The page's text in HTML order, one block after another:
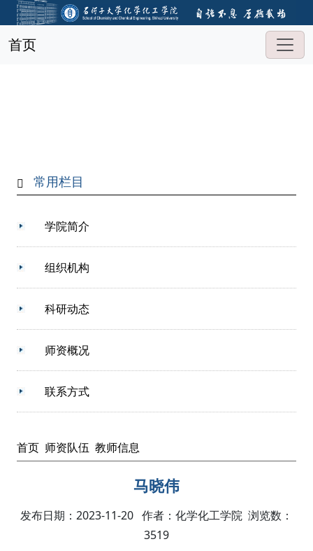
首页
常用栏目
学院简介
组织机构
科研动态
师资概况
联系方式
首页 师资队伍 教师信息
马晓伟
发布日期：2023-11-20 作者：化学化工学院 浏览数：
3519